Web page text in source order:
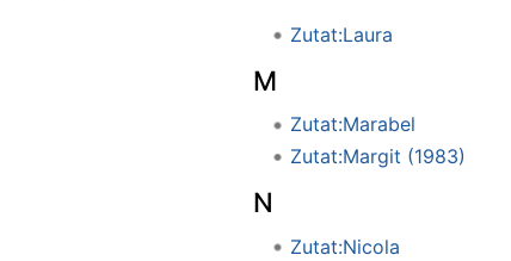
Zutat:Laura
M
Zutat:Marabel
Zutat:Margit (1983)
N
Zutat:Nicola